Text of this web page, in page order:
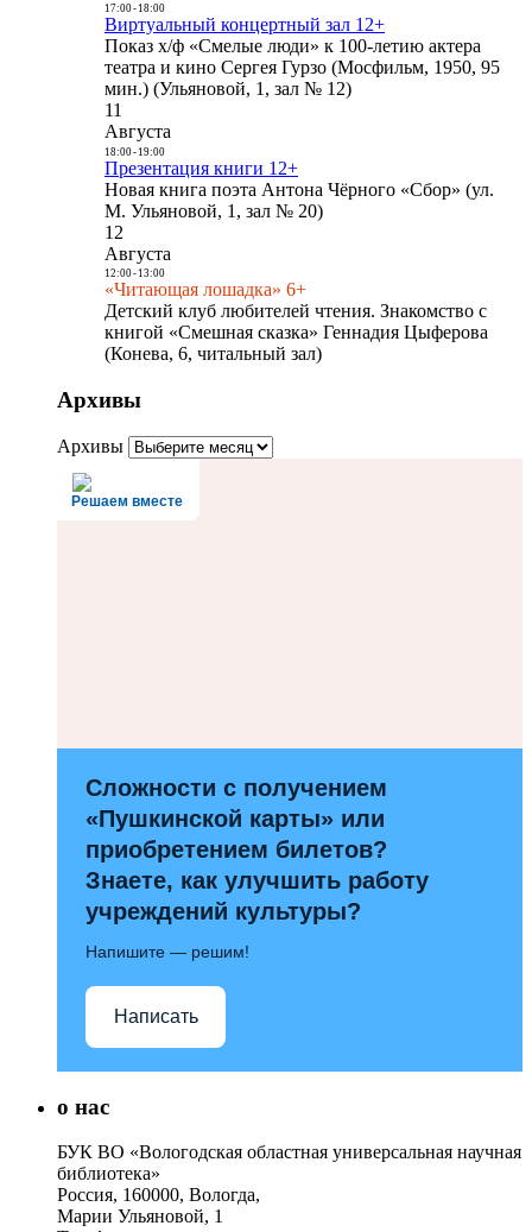
17:00- 18:00
Виртуальный концертный зал 12+
Показ х/ф «Смелые люди» к 100-летию актера
театра и кино Сергея Гурзо (Мосфильм, 1950, 95
мин.) (Ульяновой, 1, зал № 12)
11
Августа
18:00- 19:00
Презентация книги 12+
Новая книга поэта Антона Чёрного «Сбор» (ул.
М. Ульяновой, 1, зал № 20)
12
Августа
12:00- 13:00
«Читающая лошадка» 6+
Детский клуб любителей чтения. Знакомство с
книгой «Смешная сказка» Геннадия Цыферова
(Конева, 6, читальный зал)
Архивы
Архивы
Решаем вместе
Сложности с получением
«Пушкинской карты» или
приобретением билетов?
Знаете, как улучшить работу
учреждений культуры?
Напишите — решим!
Написать
о нас
БУК ВО «Вологодская областная универсальная научная
библиотека»
Россия, 160000, Вологда,
Марии Ульяновой, 1